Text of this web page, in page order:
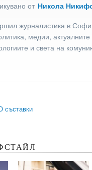
от Никола
журналистика в
медии,
и света на
съставки